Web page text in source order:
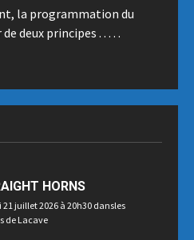
la programmation du
deux principes . . . . .
HORNS
juillet 2026 à 20h30 dansles
de Lacave